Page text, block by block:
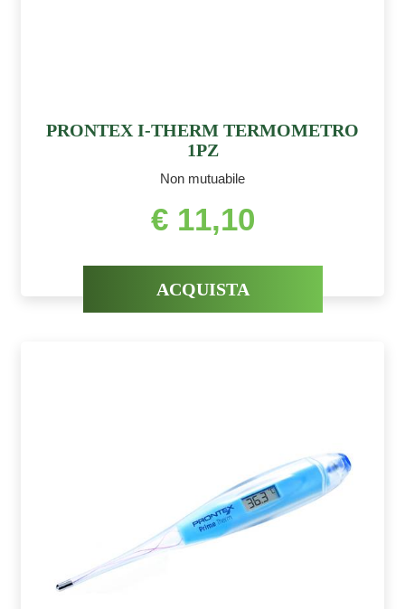
PRONTEX I-THERM TERMOMETRO
1PZ
Non mutuabile
€ 11,10
ACQUISTA